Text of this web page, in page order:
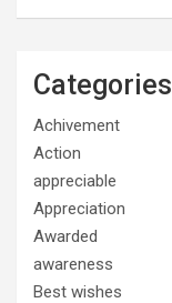
Categories
Achivement
Action
appreciable
Appreciation
Awarded
awareness
Best wishes